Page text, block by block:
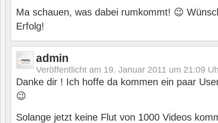
Ma schauen, was dabei rumkommt! 😉
Erfolg!
admin
Veröffentlicht am 19. Januar 2011 um 21:09
Danke dir ! Ich hoffe da kommen ein paar
😉
Solange jetzt keine Flut von 1000 Videos